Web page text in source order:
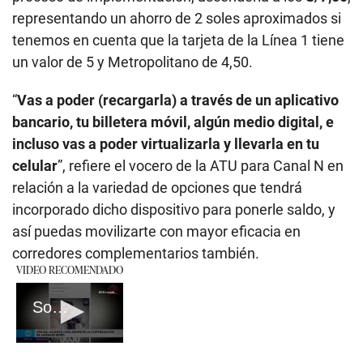
representando un ahorro de 2 soles aproximados si
tenemos en cuenta que la tarjeta de la Línea 1 tiene
un valor de 5 y Metropolitano de 4,50.
“Vas a poder (recargarla) a través de un aplicativo
bancario, tu billetera móvil, algún medio digital, e
incluso vas a poder virtualizarla y llevarla en tu
celular”, refiere el vocero de la ATU para Canal N en
relación a la variedad de opciones que tendrá
incorporado dicho dispositivo para ponerle saldo, y
así puedas movilizarte con mayor eficacia en
corredores complementarios también.
VIDEO RECOMENDADO
Soso llegó a Lima para sumarse a Alianza Lima